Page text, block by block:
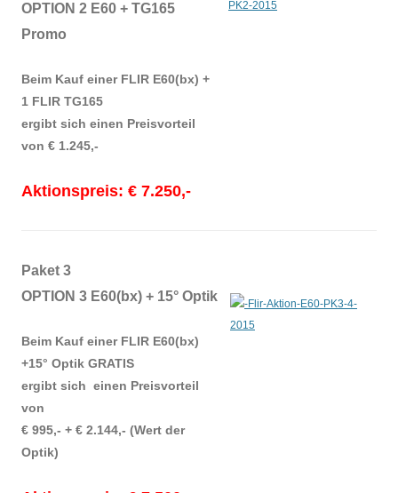
OPTION 2 E60 + TG165
Promo
Beim Kauf einer FLIR E60(bx) +
1 FLIR TG165
ergibt sich einen Preisvorteil
von € 1.245,-
Aktionspreis: € 7.250,-
Paket 3
OPTION 3 E60(bx) + 15° Optik
Beim Kauf einer FLIR E60(bx)
+15° Optik GRATIS
ergibt sich einen Preisvorteil
von
€ 995,- + € 2.144,- (Wert der
Optik)